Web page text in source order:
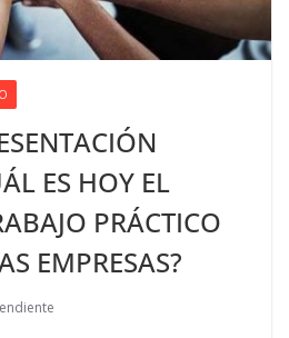
ES HOY EL
PRÁCTICO
EMPRESAS?